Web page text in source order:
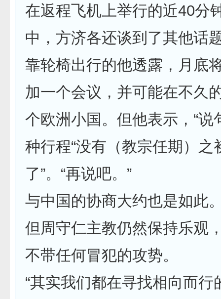
在返程飞机上举行的近40分
中，方济各还谈到了其他话
靠轮椅出行的他透露，月底
加一个会议，并可能在不久
个欧洲小国。但他表示，“说
种行程“没有（教宗任期）之
了”。“再说吧。”
与中国的协商大约也是如此
但周守仁主教仍然保持乐观
不带任何冒犯的攻势。
“其实我们都在寻找相向而行